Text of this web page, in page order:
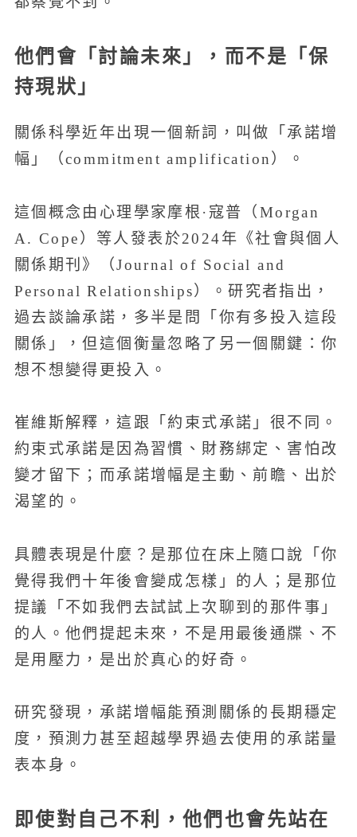
他們會「討論未來」，而不是「保
持現狀」
關係科學近年出現一個新詞，叫做「承諾增
幅」（commitment amplification）。
這個概念由心理學家摩根·寇普（Morgan
A. Cope）等人發表於2024年《社會與個人
關係期刊》（Journal of Social and
Personal Relationships）。研究者指出，
過去談論承諾，多半是問「你有多投入這段
關係」，但這個衡量忽略了另一個關鍵：你
想不想變得更投入。
崔維斯解釋，這跟「約束式承諾」很不同。
約束式承諾是因為習慣、財務綁定、害怕改
變才留下；而承諾增幅是主動、前瞻、出於
渴望的。
具體表現是什麼？是那位在床上隨口說「你
覺得我們十年後會變成怎樣」的人；是那位
提議「不如我們去試試上次聊到的那件事」
的人。他們提起未來，不是用最後通牒、不
是用壓力，是出於真心的好奇。
研究發現，承諾增幅能預測關係的長期穩定
度，預測力甚至超越學界過去使用的承諾量
表本身。
即使對自己不利，他們也會先站在